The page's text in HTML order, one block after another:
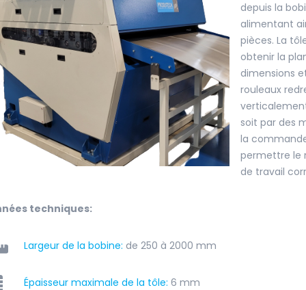
depuis la
alimentant
pièces. La
obtenir la
dimensions
rouleaux
soit par des
la
permettre le
de travail
techniques:
Largeur de la bobine: de 250 à 2000 mm
Épaisseur maximale de la tôle:6 mm